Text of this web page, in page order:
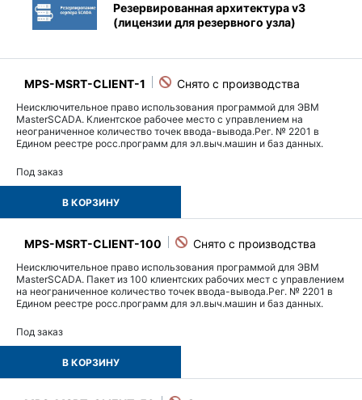
Резервированная архитектура v3
(лицензии для резервного узла)
MPS-MSRT-CLIENT-1
Неисключительное право использования программой для ЭВМ
MasterSCADA. Клиентcкое рабочее место с управлением на
неограниченное количество точек ввода-вывода.Рег. № 2201 в
Едином реестре росс.программ для эл.выч.машин и баз данных.
Под заказ
В КОРЗИНУ
MPS-MSRT-CLIENT-100
Неисключительное право использования программой для ЭВМ
MasterSCADA. Пакет из 100 клиентских рабочих мест с управлением
на неограниченное количество точек ввода-вывода.Рег. № 2201 в
Едином реестре росс.программ для эл.выч.машин и баз данных.
Под заказ
В КОРЗИНУ